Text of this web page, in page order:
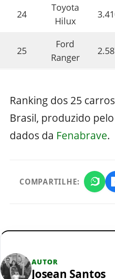
24
Toyota
Hilux
25
Ford
Ranger
Ranking dos 25
Brasil, produzido pelo
dados da Fenabrave.
COMPARTILHE:
AUTOR
Josean Santos